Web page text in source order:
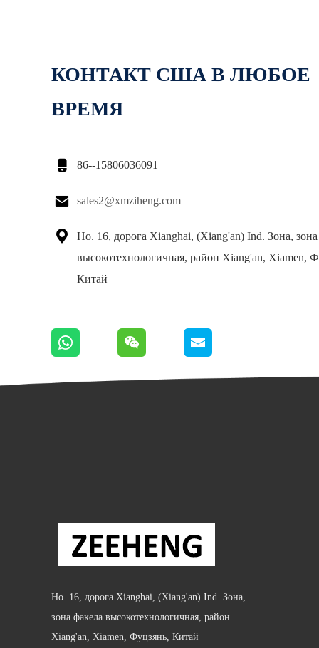
КОНТАКТ США В ЛЮБОЕ
ВРЕМЯ
 86--15806036091
 sales2@xmziheng.com

Но. 16, дорога Xianghai, (Xiang'an) Ind. Зона,
высокотехнологичная, район Xiang'an, Xiamen,
Китай
Но. 16, дорога Xianghai, (Xiang'an) Ind. Зона,
зона факела высокотехнологичная, район
Xiang'an, Xiamen, Фуцзянь, Китай